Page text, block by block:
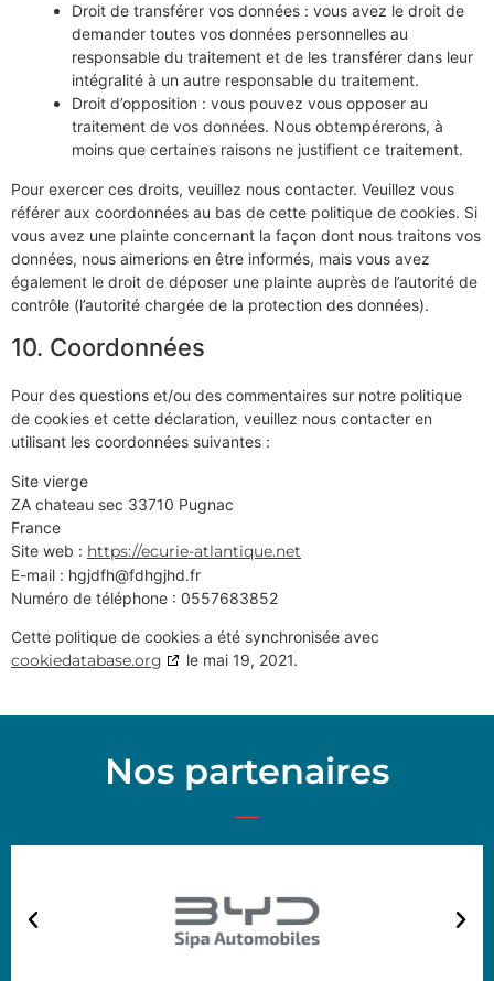
Droit de transférer vos données : vous avez le droit de
demander toutes vos données personnelles au
responsable du traitement et de les transférer dans leur
intégralité à un autre responsable du traitement.
Droit d’opposition : vous pouvez vous opposer au
traitement de vos données. Nous obtempérerons, à
moins que certaines raisons ne justifient ce traitement.
Pour exercer ces droits, veuillez nous contacter. Veuillez vous
référer aux coordonnées au bas de cette politique de cookies. Si
vous avez une plainte concernant la façon dont nous traitons vos
données, nous aimerions en être informés, mais vous avez
également le droit de déposer une plainte auprès de l’autorité de
contrôle (l’autorité chargée de la protection des données).
10. Coordonnées
Pour des questions et/ou des commentaires sur notre politique
de cookies et cette déclaration, veuillez nous contacter en
utilisant les coordonnées suivantes :
Site vierge
ZA chateau sec 33710 Pugnac
France
Site web : https://ecurie-atlantique.net
E-mail : hgjdfh@fdhgjhd.fr
Numéro de téléphone : 0557683852
Cette politique de cookies a été synchronisée avec
cookiedatabase.org le mai 19, 2021.
Nos partenaires